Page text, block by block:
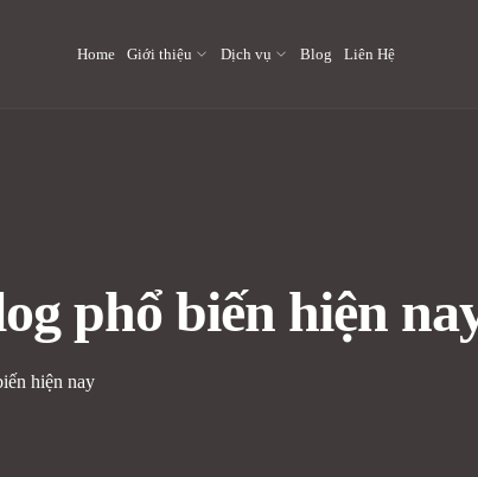
Home Giới thiệu Dịch vụ Blog Liên Hệ
phổ biến hiện
hiện nay